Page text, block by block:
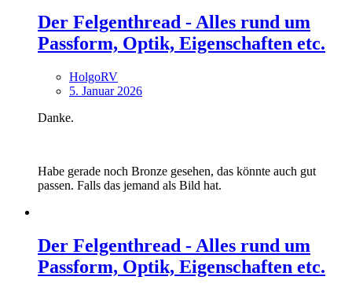
Der Felgenthread - Alles rund um
Passform, Optik, Eigenschaften etc.
HolgoRV
5. Januar 2026
Danke.
Habe gerade noch Bronze gesehen, das könnte auch gut
passen. Falls das jemand als Bild hat.
Der Felgenthread - Alles rund um
Passform, Optik, Eigenschaften etc.